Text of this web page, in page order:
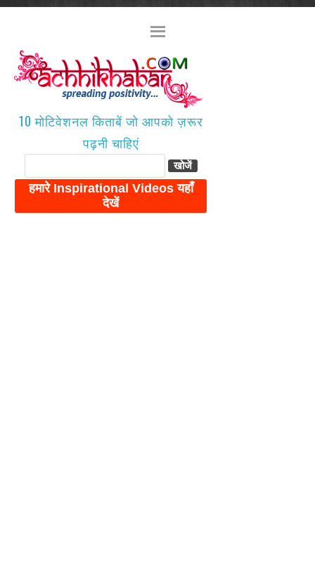
10 मोटिवेशनल किताबें जो आपको ज़रूर
पढ़नी चाहिएं